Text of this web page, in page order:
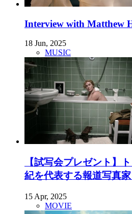
Interview with Matthew
18 Jun, 2025
MUSIC
【試写会プレゼント】
紀を代表する報道写真
15 Apr, 2025
MOVIE